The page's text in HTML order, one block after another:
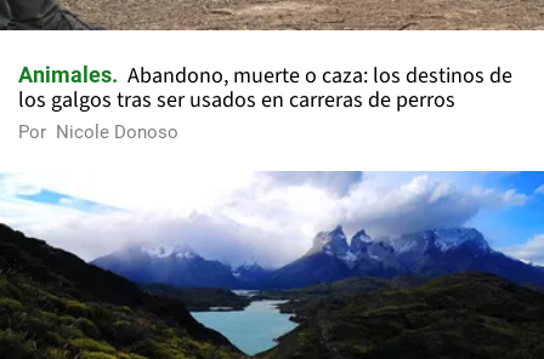
Animales
Abandono, muerte o caza: los destinos de
los galgos tras ser usados en carreras de perros
Por Nicole Donoso